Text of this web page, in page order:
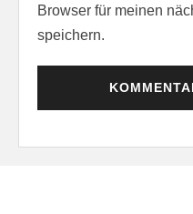
Browser für meinen
speichern.